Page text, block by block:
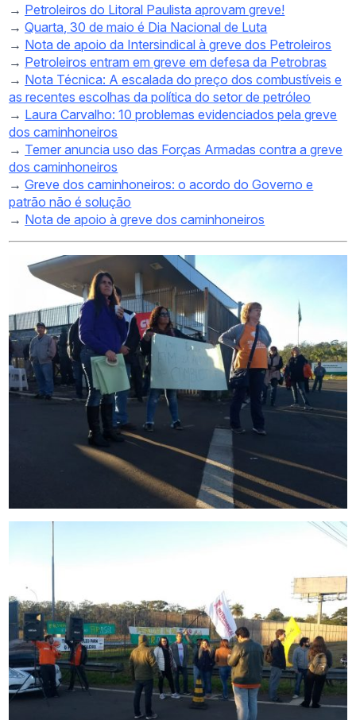
→ Petroleiros do Litoral Paulista aprovam greve!
→Quarta, 30 de maio é Dia Nacional de Luta
→ Nota de apoio da Intersindical à greve dos Petroleiros
→ Petroleiros entram em greve em defesa da Petrobras
→ Nota Técnica: A escalada do preço dos combustíveis e
as recentes escolhas da política do setor de petróleo
→ Laura Carvalho: 10 problemas evidenciados pela greve
dos caminhoneiros
→ Temer anuncia uso das Forças Armadas contra a greve
dos caminhoneiros
→Greve dos caminhoneiros: o acordo do Governo e
patrão não é solução
→ Nota de apoio à greve dos caminhoneiros